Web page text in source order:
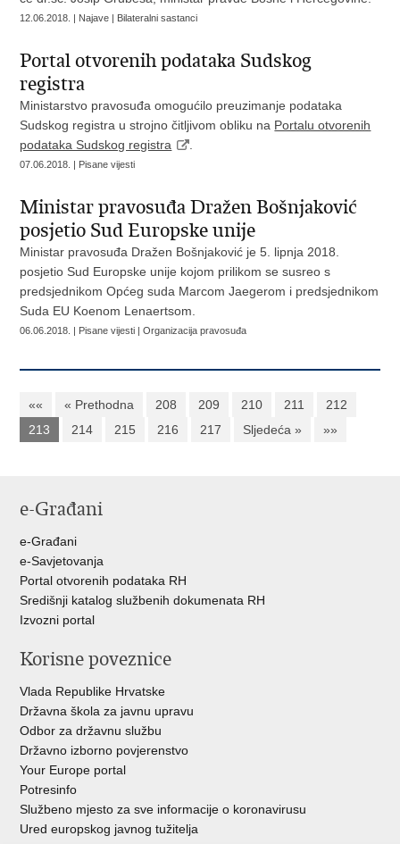
12.06.2018. | Najave | Bilateralni sastanci
Portal otvorenih podataka Sudskog
registra
Ministarstvo pravosuđa omogućilo preuzimanje podataka
Sudskog registra u strojno čitljivom obliku na Portalu otvorenih
podataka Sudskog registra
07.06.2018. | Pisane vijesti
Ministar pravosuđa Dražen Bošnjaković
posjetio Sud Europske unije
Ministar pravosuđa Dražen Bošnjaković je 5. lipnja 2018.
posjetio Sud Europske unije kojom prilikom se susreo s
predsjednikom Općeg suda Marcom Jaegerom i predsjednikom
Suda EU Koenom Lenaertsom.
06.06.2018. | Pisane vijesti | Organizacija pravosuđa
«« « Prethodna 208 209 210 211
212
213
214 215 216 217 Sljedeća » »»
e-Građani
e-Građani
e-Savjetovanja
Portal otvorenih podataka RH
Središnji katalog službenih dokumenata RH
Izvozni portal
Korisne poveznice
Vlada Republike Hrvatske
Državna škola za javnu upravu
Odbor za državnu službu
Državno izborno povjerenstvo
Your Europe portal
Potresinfo
Službeno mjesto za sve informacije o koronavirusu
Ured europskog javnog tužitelja